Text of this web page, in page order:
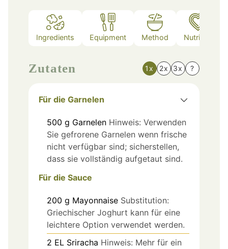
Ingredients Equipment Method Nutrition
Zutaten 1x 2x 3x ?
Für die Garnelen
500 g Garnelen Hinweis: Verwenden
Sie gefrorene Garnelen wenn frische
nicht verfügbar sind; sicherstellen,
dass sie vollständig aufgetaut sind.
Für die Sauce
200 g Mayonnaise Substitution:
Griechischer Joghurt kann für eine
leichtere Option verwendet werden.
2 EL Sriracha Hinweis: Mehr für ein